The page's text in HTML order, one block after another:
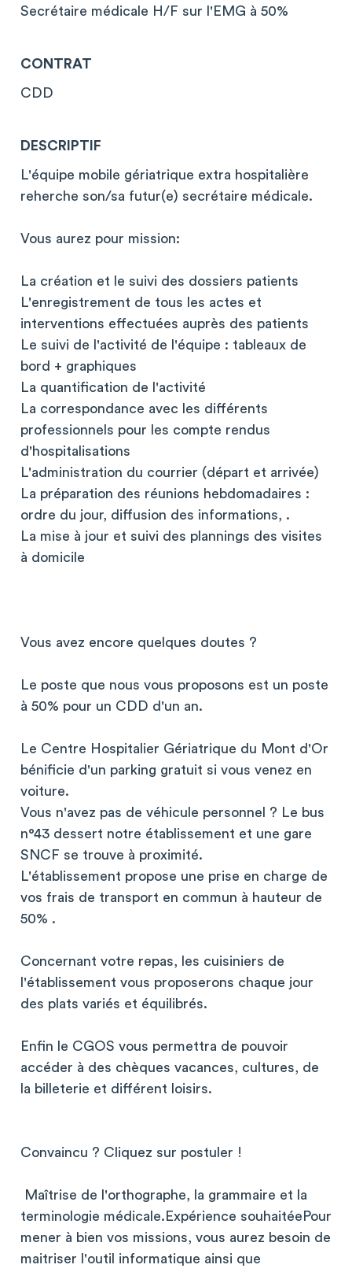
Secrétaire médicale H/F sur l'EMG à 50%
CONTRAT
CDD
DESCRIPTIF
L'équipe mobile gériatrique extra hospitalière
reherche son/sa futur(e) secrétaire médicale.
Vous aurez pour mission:
La création et le suivi des dossiers patients
L'enregistrement de tous les actes et
interventions effectuées auprès des patients
Le suivi de l'activité de l'équipe : tableaux de
bord + graphiques
La quantification de l'activité
La correspondance avec les différents
professionnels pour les compte rendus
d'hospitalisations
L'administration du courrier (départ et arrivée)
La préparation des réunions hebdomadaires :
ordre du jour, diffusion des informations, .
La mise à jour et suivi des plannings des visites
à domicile
Vous avez encore quelques doutes ?
Le poste que nous vous proposons est un poste
à 50% pour un CDD d'un an.
Le Centre Hospitalier Gériatrique du Mont d'Or
bénificie d'un parking gratuit si vous venez en
voiture.
Vous n'avez pas de véhicule personnel ? Le bus
n°43 dessert notre établissement et une gare
SNCF se trouve à proximité.
L'établissement propose une prise en charge de
vos frais de transport en commun à hauteur de
50% .
Concernant votre repas, les cuisiniers de
l'établissement vous proposerons chaque jour
des plats variés et équilibrés.
Enfin le CGOS vous permettra de pouvoir
accéder à des chèques vacances, cultures, de
la billeterie et différent loisirs.
Convaincu ? Cliquez sur postuler !
Maîtrise de l'orthographe, la grammaire et la
terminologie médicale.Expérience souhaitéePour
mener à bien vos missions, vous aurez besoin de
maitriser l'outil informatique ainsi que